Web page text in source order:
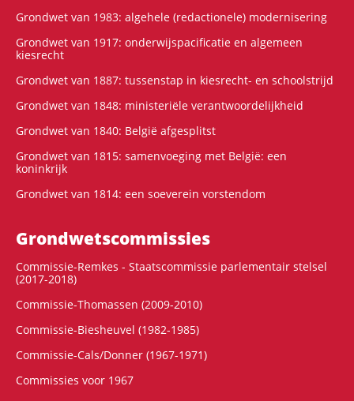
Grondwet van 1983: algehele (redactionele) modernisering
Grondwet van 1917: onderwijspacificatie en algemeen
kiesrecht
Grondwet van 1887: tussenstap in kiesrecht- en schoolstrijd
Grondwet van 1848: ministeriële verantwoordelijkheid
Grondwet van 1840: België afgesplitst
Grondwet van 1815: samenvoeging met België: een
koninkrijk
Grondwet van 1814: een soeverein vorstendom
Grondwets­commissies
Commissie-Remkes - Staatscommissie parlementair stelsel
(2017-2018)
Commissie-Thomassen (2009-2010)
Commissie-Biesheuvel (1982-1985)
Commissie-Cals/Donner (1967-1971)
Commissies voor 1967